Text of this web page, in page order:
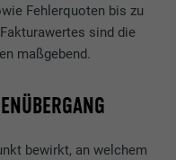
Fehlerquoten bis zu
sind die
maßgebend.
bewirkt, an welchem